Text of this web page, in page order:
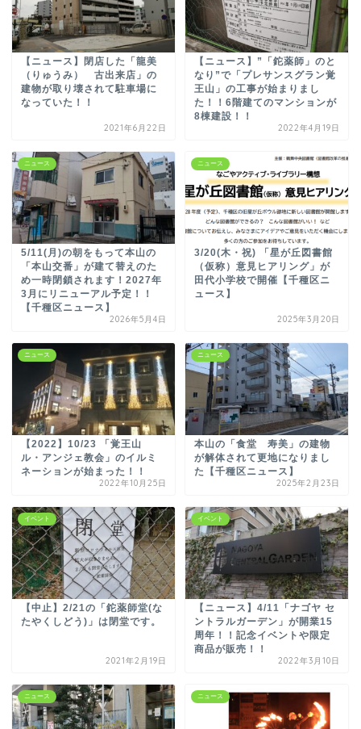
【ニュース】閉店した「龍美
（りゅうみ） 古出来店」の
建物が取り壊されて駐車場に
なっていた！！
2021年6月22日
【ニュース】”「鉈薬師」のと
なり”で「プレサンスグラン覚
王山」の工事が始まりまし
た！！6階建てのマンションが
8棟建設！！
2022年4月19日
ニュース
5/11(月)の朝をもって本山の
「本山交番」が建て替えのた
め一時閉鎖されます！2027年
3月にリニューアル予定！！
【千種区ニュース】
2026年5月4日
ニュース
3/20(木・祝) 「星が丘図書館
（仮称）意見ヒアリング」が
田代小学校で開催【千種区ニ
ュース】
2025年3月20日
ニュース
【2022】10/23 「覚王山
ル・アンジェ教会」のイルミ
ネーションが始まった！！
2022年10月25日
ニュース
本山の「食堂 寿美」の建物
が解体されて更地になりまし
た【千種区ニュース】
2025年2月23日
イベント
【中止】2/21の「鉈薬師堂(な
たやくしどう)」は閉堂です。
2021年2月19日
イベント
【ニュース】4/11「ナゴヤ セ
ントラルガーデン」が開業15
周年！！記念イベントや限定
商品が販売！！
2022年3月10日
ニュース ニュース